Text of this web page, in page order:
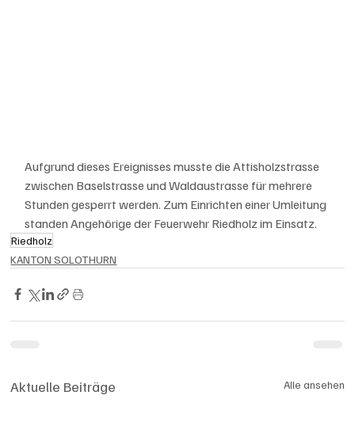
Aufgrund dieses Ereignisses musste die Attisholzstrasse
zwischen Baselstrasse und Waldaustrasse für mehrere
Stunden gesperrt werden. Zum Einrichten einer Umleitung
standen Angehörige der Feuerwehr Riedholz im Einsatz.
Riedholz
KANTON SOLOTHURN
Aktuelle Beiträge Alle ansehen